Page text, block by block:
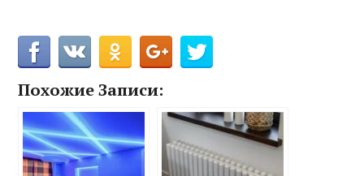
Похожие Записи: